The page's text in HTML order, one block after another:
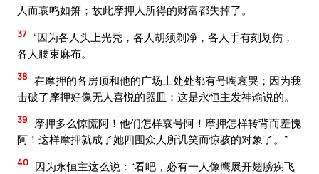
人而哀鸣如箫；故此摩押人所得的财富都失掉了。
37 “因为各人头上光秃，各人胡须剃净，各人手有刻划伤，
各人腰束麻布。
38 在摩押的各房顶和他的广场上处处都有号啕哀哭；因为我
击破了摩押好像无人喜悦的器皿：这是永恒主发神谕说的。
39
摩押多么惊慌阿！他们怎样哀号阿！摩押怎样转背而羞愧
阿！这样摩押就成了她四围众人所讥笑而惊骇的对象了。”
40 因为永恒主这么说：“看吧，必有一人像鹰展开翅膀疾飞